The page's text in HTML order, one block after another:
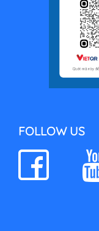
FOLLOW US